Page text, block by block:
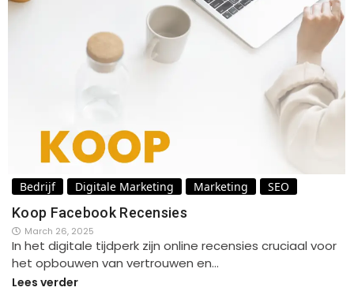
Bedrijf Digitale Marketing Marketing SEO
Koop Facebook Recensies
March 26, 2025
In het digitale tijdperk zijn online recensies cruciaal voor
het opbouwen van vertrouwen en…
Lees verder